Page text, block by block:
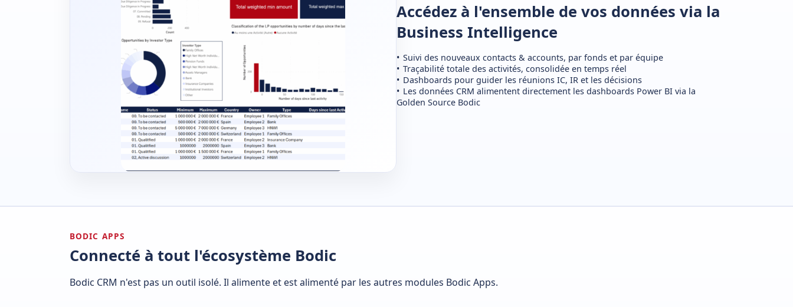
Accédez à l'ensemble de vos données via la
Business Intelligence
Suivi des nouveaux contacts & accounts, par fonds et par équipe
Traçabilité totale des activités, consolidée en temps réel
Dashboards pour guider les réunions IC, IR et les décisions
Les données CRM alimentent directement les dashboards Power BI via la
Golden Source Bodic
BODIC APPS
Connecté à tout l'écosystème Bodic
Bodic CRM n'est pas un outil isolé. Il alimente et est alimenté par les autres modules Bodic Apps.